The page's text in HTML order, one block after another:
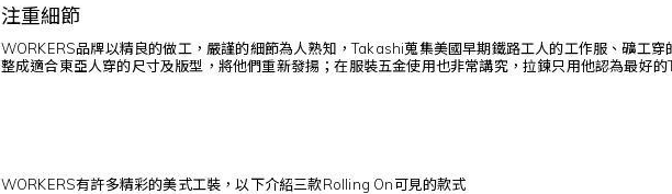
注重細節
WORKERS品牌以精良的做工，嚴謹的細節為人熟知，Takashi蒐集美國早期鐵路工人的工作服、礦工
整成適合東亞人穿的尺寸及版型，將他們重新發揚；在服裝五金使用也非常講究，拉鍊只用他認為最好的
WORKERS有許多精彩的美式工裝，以下介紹三款Rolling On可見的款式